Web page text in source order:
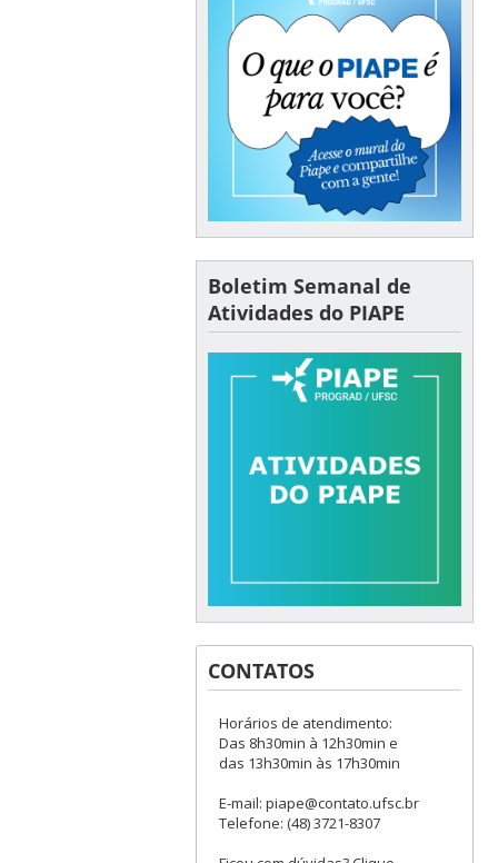
Boletim Semanal de
Atividades do PIAPE
CONTATOS
Horários de atendimento:
Das 8h30min à 12h30min e
das 13h30min às 17h30min
E-mail: piape@contato.ufsc.br
Telefone: (48) 3721-8307